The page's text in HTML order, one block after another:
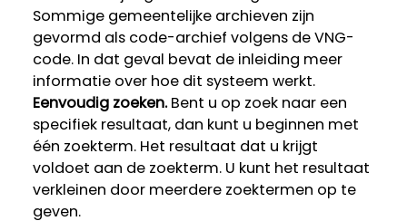
Sommige gemeentelijke archieven zijn
gevormd als code-archief volgens de VNG-
code. In dat geval bevat de inleiding meer
informatie over hoe dit systeem werkt.
Eenvoudig zoeken.Bent u op zoek naar een
specifiek resultaat, dan kunt u beginnen met
één zoekterm. Het resultaat dat u krijgt
voldoet aan de zoekterm. U kunt het resultaat
verkleinen door meerdere zoektermen op te
geven.